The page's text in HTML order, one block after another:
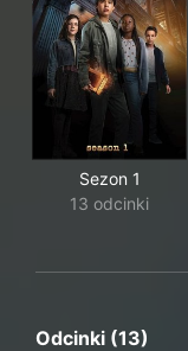
Sezon 1
13 odcinki
Odcinki (13)